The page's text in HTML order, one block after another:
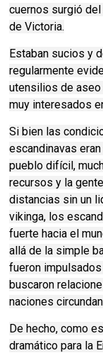
cuernos surgió
de Victoria.
Estaban sucios y
regularmente
utensilios de
muy interesados
Si bien las
escandinavas
pueblo difícil,
recursos y la
distancias sin un
vikinga, los
fuerte hacia el
allá de la simple
fueron
buscaron
naciones
De hecho, como
dramático para la